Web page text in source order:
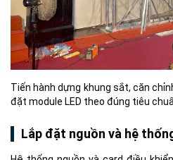
Tiến hành dựng khung sắt, căn
đặt module LED theo đúng tiêu
Lắp đặt nguồn và hệ